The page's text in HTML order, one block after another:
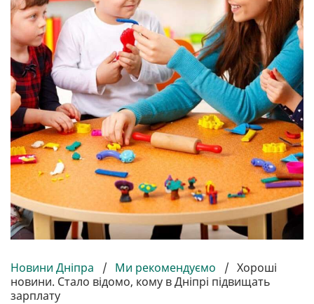
Новини Дніпра / Ми рекомендуємо / Хороші
новини. Стало відомо, кому в Дніпрі підвищать
зарплату